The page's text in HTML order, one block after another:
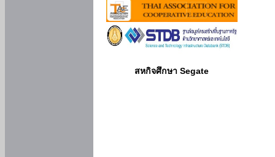
สหกิจศึกษา Segate